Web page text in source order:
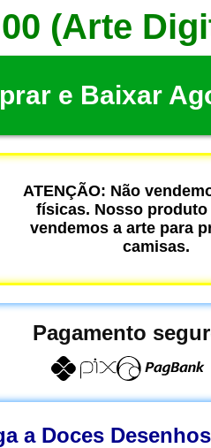
(Arte
e Baixar
ATENÇÃO: Não
físicas. Nosso
vendemos a arte para
camisas.
Pagamento
a Doces